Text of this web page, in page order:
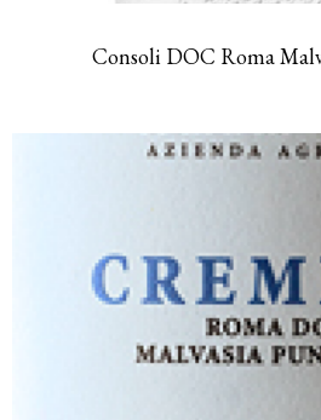
Consoli DOC Roma